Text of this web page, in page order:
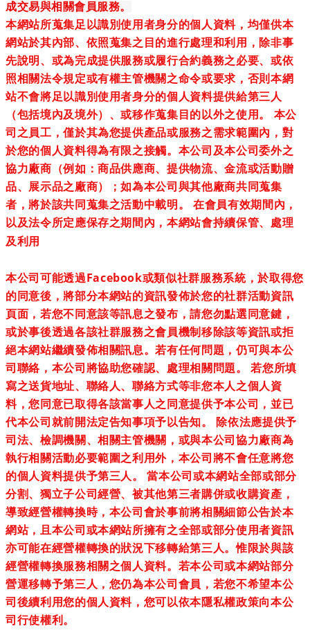
成交易與相關會員服務。
本網站所蒐集足以識別使用者身分的個人資料，均僅供本
網站於其內部、依照蒐集之目的進行處理和利用，除非事
先說明、或為完成提供服務或履行合約義務之必要、或依
照相關法令規定或有權主管機關之命令或要求，否則本網
站不會將足以識別使用者身分的個人資料提供給第三人
（包括境內及境外）、或移作蒐集目的以外之使用。 本公
司之員工，僅於其為您提供產品或服務之需求範圍內，對
於您的個人資料得為有限之接觸。本公司及本公司委外之
協力廠商（例如：商品供應商、提供物流、金流或活動贈
品、展示品之廠商）；如為本公司與其他廠商共同蒐集
者，將於該共同蒐集之活動中載明。 在會員有效期間內，
以及法令所定應保存之期間內，本網站會持續保管、處理
及利用
本公司可能透過Facebook或類似社群服務系統，於取得您
的同意後，將部分本網站的資訊發佈於您的社群活動資訊
頁面，若您不同意該等訊息之發布，請您勿點選同意鍵，
或於事後透過各該社群服務之會員機制移除該等資訊或拒
絕本網站繼續發佈相關訊息。若有任何問題，仍可與本公
司聯絡，本公司將協助您確認、處理相關問題。 若您所填
寫之送貨地址、聯絡人、聯絡方式等非您本人之個人資
料，您同意已取得各該當事人之同意提供予本公司，並已
代本公司就前開法定告知事項予以告知。 除依法應提供予
司法、檢調機關、相關主管機關，或與本公司協力廠商為
執行相關活動必要範圍之利用外，本公司將不會任意將您
的個人資料提供予第三人。 當本公司或本網站全部或部分
分割、獨立子公司經營、被其他第三者購併或收購資產，
導致經營權轉換時，本公司會於事前將相關細節公告於本
網站，且本公司或本網站所擁有之全部或部分使用者資訊
亦可能在經營權轉換的狀況下移轉給第三人。惟限於與該
經營權轉換服務相關之個人資料。若本公司或本網站部分
營運移轉予第三人，您仍為本公司會員，若您不希望本公
司後續利用您的個人資料，您可以依本隱私權政策向本公
司行使權利。